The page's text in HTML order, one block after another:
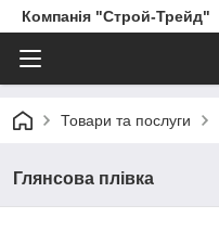
Компанія "Строй-Трейд"
Товари та послуги
Глянсова плівка